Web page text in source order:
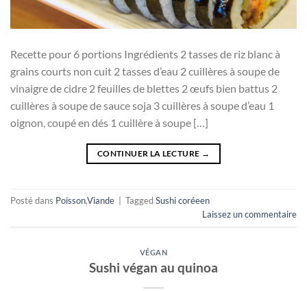
Recette pour 6 portions Ingrédients 2 tasses de riz blanc à
grains courts non cuit 2 tasses d’eau 2 cuillères à soupe de
vinaigre de cidre 2 feuilles de blettes 2 œufs bien battus 2
cuillères à soupe de sauce soja 3 cuillères à soupe d’eau 1
oignon, coupé en dés 1 cuillère à soupe […]
CONTINUER LA LECTURE →
Posté dans Poisson,Viande TaggedSushi coréeen
Laissez un commentaire
VÉGAN
Sushi végan au quinoa